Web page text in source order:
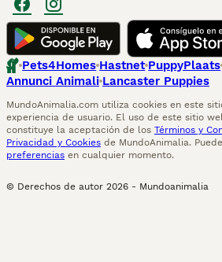
Pets4Homes Hastnet PuppyPlaats
Annunci Animali Lancaster Puppies
MundoAnimalia.com utiliza cookies en este
experiencia de usuario. El uso de este sitio
constituye la aceptación de los Términos y
Privacidad y Cookies de MundoAnimalia.
preferencias en cualquier momento.
© Derechos de autor 2026 - Mundoanimalia